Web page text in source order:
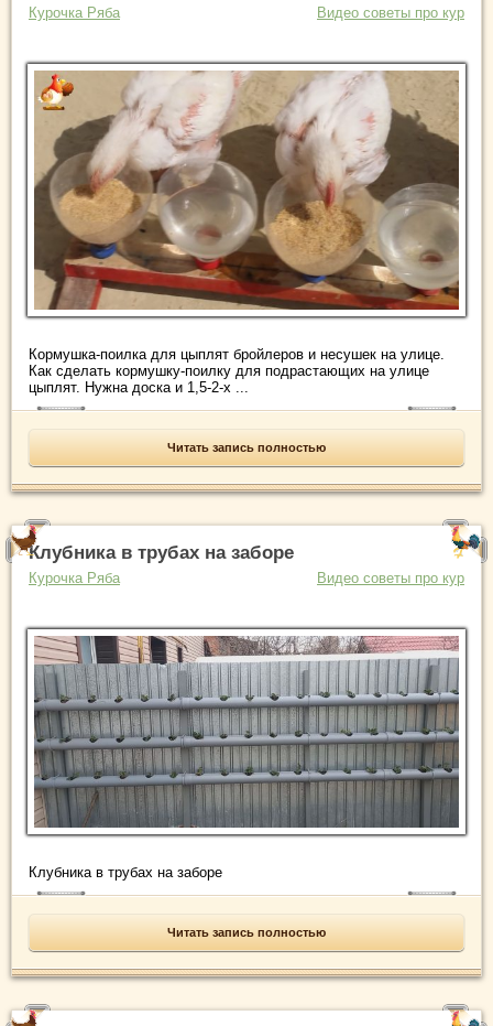
Курочка Ряба Видео советы про кур
Кормушка-поилка для цыплят бройлеров и несушек на улице.
Как сделать кормушку-поилку для подрастающих на улице
цыплят. Нужна доска и 1,5-2-х ...
Читать запись полностью
Клубника в трубах на заборе
Курочка Ряба Видео советы про кур
Клубника в трубах на заборе
Читать запись полностью